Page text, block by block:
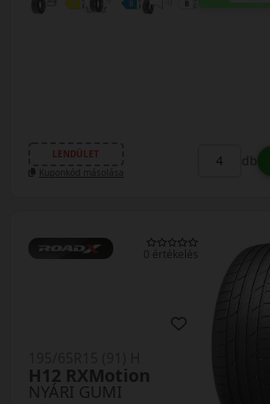
LENDÜLET
Kuponkód másolása
db
0 értékelés
NYÁRI GUMI
H12 RXMotion